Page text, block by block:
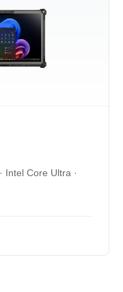
Intel Core Ultra ·